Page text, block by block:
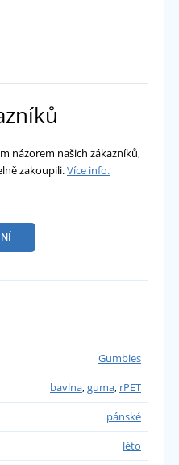
názorem našich zákazníků,
zakoupili.Více info.
Gumbies
bavlna,guma, rPET
pánské
léto